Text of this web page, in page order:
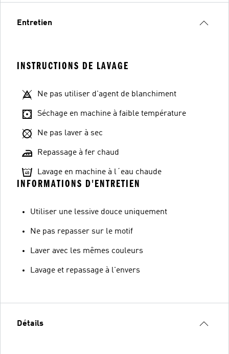
Entretien
INSTRUCTIONS DE LAVAGE
Ne pas utiliser d'agent de blanchiment
Séchage en machine à faible température
Ne pas laver à sec
Repassage à fer chaud
Lavage en machine à l´eau chaude
INFORMATIONS D'ENTRETIEN
Utiliser une lessive douce uniquement
Ne pas repasser sur le motif
Laver avec les mêmes couleurs
Lavage et repassage à l'envers
Détails